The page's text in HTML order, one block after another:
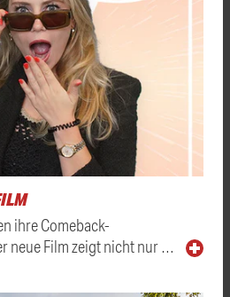
ihre Comeback-
neue Film zeigt nicht nur …